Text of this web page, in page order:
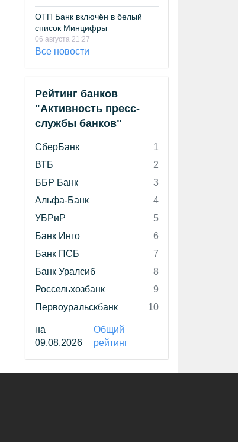
ОТП Банк включён в белый
список Минцифры
06 августа 21:27
Все новости
Рейтинг банков
"Активность пресс-
службы банков"
СберБанк
1
ВТБ
2
ББР Банк
3
Альфа-Банк
4
УБРиР
5
Банк Инго
6
Банк ПСБ
7
Банк Уралсиб
8
Россельхозбанк
9
Первоуральскбанк
10
на
09.08.2026
Общий
рейтинг